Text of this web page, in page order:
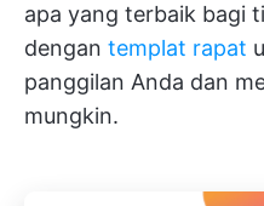
apa yang terbaik bagi
dengan templat rapat
panggilan Anda dan
mungkin.